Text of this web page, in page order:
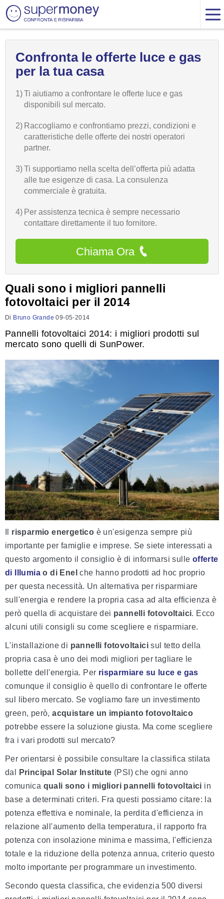
Confronta le offerte luce e gas
per la tua casa
1)Ti aiutiamo a confrontare le offerte luce e gas
disponibili sul mercato.
2) Raccogliamo e confrontiamo prezzi, condizioni e
caratteristiche delle offerte dei nostri operatori
partner.
3)Ti supportiamo nella scelta dell’offerta più adatta
alle tue esigenze di casa. La consulenza
commerciale è gratuita.
4) Per assistenza tecnica è sempre necessario
contattare direttamente il tuo fornitore.
Chiama Ora
Quali sono i migliori pannelli
fotovoltaici per il 2014
Di Bruno Grande 09-05-2014
Pannelli fotovoltaici 2014: i migliori prodotti sul
mercato sono quelli di SunPower.
risparmio energetico è un'esigenza sempre più
importante per famiglie e imprese. Se siete interessati a
questo argomento il consiglio è di informarsi sulle offerte
di Illumia o di Enel che hanno prodotti ad hoc proprio
per questa necessità. Un alternativa per risparmiare
sull'energia e rendere la propria casa ad alta efficienza è
però quella di acquistare dei pannelli fotovoltaici. Ecco
alcuni utili consigli su come scegliere e risparmiare.
L'installazione di pannelli fotovoltaici sul tetto della
propria casa è uno dei modi migliori per tagliare le
bollette dell'energia. Per risparmiare su luce e gas
comunque il consiglio è quello di confrontare le offerte
sul libero mercato. Se vogliamo fare un investimento
green, però,acquistare un impianto fotovoltaico
potrebbe essere la soluzione giusta. Ma come scegliere
fra i vari prodotti sul mercato?
Per orientarsi è possibile consultare la classifica stilata
dal
Principal Solar Institute (PSI) che ogni anno
comunica quali sono i migliori pannelli fotovoltaici in
base a determinati criteri. Fra questi possiamo citare: la
potenza effettiva e nominale, la perdita d'efficienza in
relazione all'aumento della temperatura, il rapporto fra
potenza con insolazione minima e massima, l'efficienza
totale e la riduzione della potenza annua, criterio questo
molto importante per programmare un investimento.
Secondo questa classifica, che evidenzia 500 diversi